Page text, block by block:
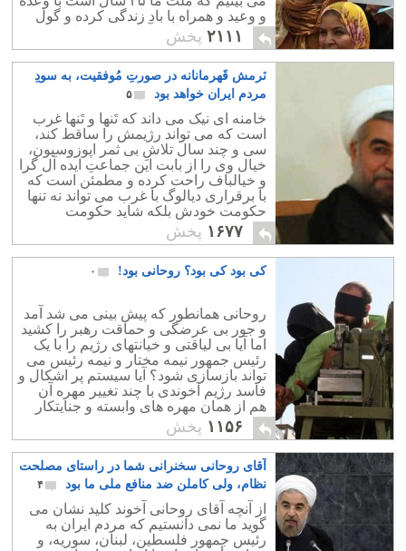
و وعید و همراه با باد زندگی کرده و گول
نقشه های شیطانی آخوند خورده است.
۲۱۱۱ پخش
نَرمش قَهرمانانه در صورتِ مُوفقیت، به سودِ
مردم ایران خواهد بود
۵
خامنه ای نیک می داند که تَنها و تَنها غرب
است که می تواند رژیمش را ساقط کند،
سی و چند سال تلاشِ بی ثمر اپوزوسیون،
خیال وی را از بابت این جماعتِ ایده آل گرا
و خیالباف راحت کرده و مطمئن است که
با برقراری دیالوگ با غرب می تواند نه تنها
حکومت خودش بلکه شاید حکومت
فرزندش مجتبی را نیز تضمین نماید!
۱۶۷۷ پخش
کی بود کی بود؟ روحانی بود! ۰
روحانی همانطور که پیش بینی می شد آمد
و جور بی عرضگی و حماقت رهبر را کشید
اما آیا بی لیاقتی و خیانتهای رژیم را با یک
رئیس جمهور نیمه مختار و نیمه رئیس می
تواند بازسازی شود؟ آیا سیستم پر اشکال و
فاسد رژیم آخوندی با چند تغییر مهره آن
هم از همان مهره های وابسته و جنایتکار
خودش که سابقه مشخص در ترور و
سرکوب دارند ،می تواند رو به تغییر و
دموکراسی برود؟
۱۱۵۶ پخش
آقای روحانی سخنرانی شما در راستای مصلحت
نظام، ولی کاملن ضد منافع ملی ما بود
۴
از آنچه آقای روحانی آخوند کلید نشان می
گوید ما نمی دانستیم که مردم ایران به
رئیس جمهور فلسطین، لبنان، سوریه، و